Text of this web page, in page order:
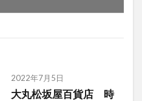
2022年7月5日
大丸松坂屋百貨店 時